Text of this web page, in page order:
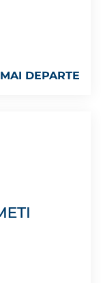
MAI DEPARTE